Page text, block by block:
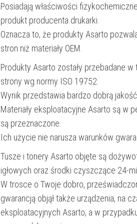
Posiadają właściwości
produkt producenta drukarki.
Oznacza to, że produkty Asarto
stron niż materiały OEM.
Produkty Asarto zostały przebadane
strony wg normy ISO 19752.
Wynik przedstawia bardzo dobrą
Materiały eksploatacyjne Asarto są w
są przeznaczone.
Ich użycie nie narusza warunków
Tusze i tonery Asarto objęte są
igłowych oraz środki czyszczące 24-
W trosce o Twoje dobro,
gwarancją objął także urządzenia, na
eksploatacyjnych Asarto, a w